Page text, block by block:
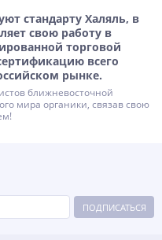
стандарту Халяль, в
свою работу в
торговой
всего
рынке.
ближневосточной
мира органики, связав свою
ПОДПИСАТЬСЯ